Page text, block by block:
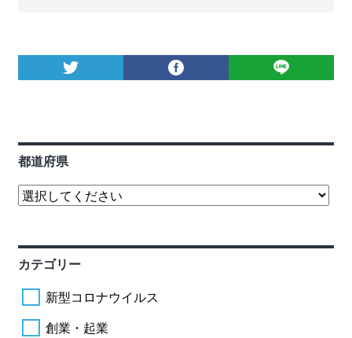
都道府県
カテゴリー
新型コロナウイルス
創業・起業